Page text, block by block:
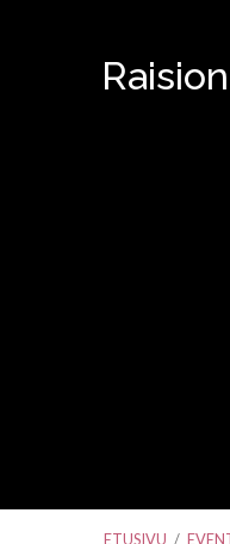
ETUSIVU /